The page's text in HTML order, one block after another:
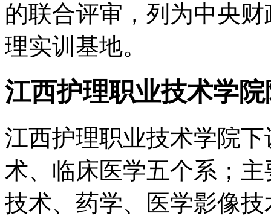
的联合评审，列为中央
理实训基地。
江西护理职业技术学
江西护理职业技术学院
术、临床医学五个系；
技术、药学、医学影像